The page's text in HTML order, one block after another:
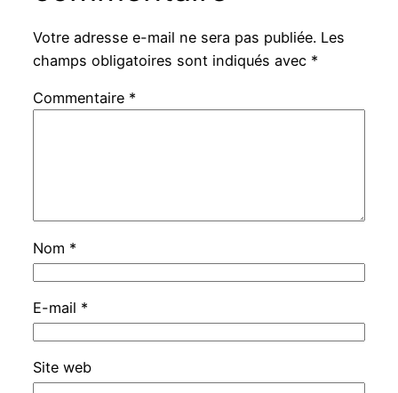
Votre adresse e-mail ne sera pas publiée. Les
champs obligatoires sont indiqués avec *
Commentaire *
Nom *
E-mail *
Site web